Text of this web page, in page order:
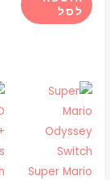
לסל
Super Mario